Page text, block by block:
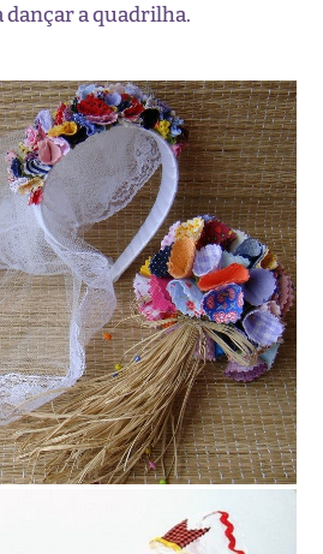
dançar a quadrilha.